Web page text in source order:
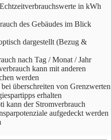
in kWh
des Gebäudes im Blick
dargestellt (Bezug &
nach Tag / Monat / Jahr
kann mit anderen
werden
überschreiten von Grenzwerten
erhalten
kann der Stromverbrauch
aufgedeckt werden